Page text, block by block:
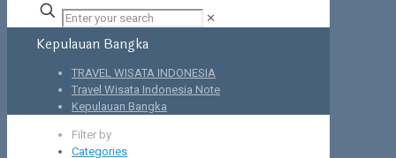
✕
Kepulauan Bangka
TRAVEL WISATA INDONESIA
Travel Wisata Indonesia Note
Kepulauan Bangka
Filter by
Categories